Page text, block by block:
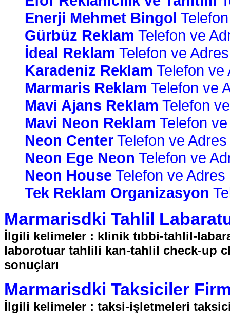
Enerji Mehmet Bingol
Gürbüz Reklam Telefon ve
İdeal Reklam Telefon ve
Karadeniz Reklam Telefon ve
Marmaris Reklam Telefon ve
Mavi Ajans Reklam Telefon
Mavi Neon Reklam Telefon
Neon Center Telefon ve
Neon Ege Neon Telefon ve
Neon House Telefon ve Adres
Tek Reklam Organizasyon
Marmarisdki Tahlil
İlgili kelimeler : klinik tıbbi-tahlil-
laborotuar tahlili kan-tahlil check-up
sonuçları
Marmarisdki Taksiciler
İlgili kelimeler : taksi-işletmeleri